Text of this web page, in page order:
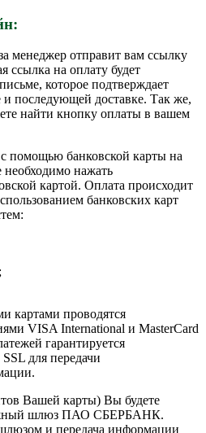
менеджер отправит вам ссылку
ссылка на оплату будет
которое подтверждает
и последующей доставке. Так же,
найти кнопку оплаты в вашем
помощью банковской карты на
необходимо нажать
картой. Оплата происходит
банковских карт
картами проводятся
VISA International и MasterCard
гарантируется
для передачи
Вашей карты) Вы будете
шлюз ПАО СБЕРБАНК.
и передача информации